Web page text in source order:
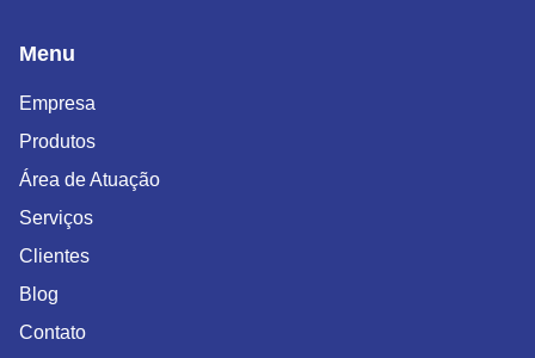
Menu
Empresa
Produtos
Área de Atuação
Serviços
Clientes
Blog
Contato